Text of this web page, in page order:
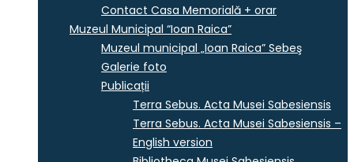
Contact Casa Memorială + orar
Muzeul Municipal “Ioan Raica”
Muzeul municipal „Ioan Raica” Sebeş
Galerie foto
Publicații
Terra Sebus. Acta Musei Sabesiensis
Terra Sebus. Acta Musei Sabesiensis –
English version